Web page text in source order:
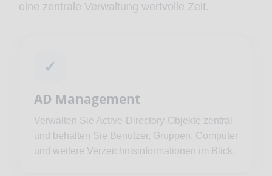
eine zentrale Verwaltung wertvolle Zeit.
✓
AD Management
Verwalten Sie Active-Directory-Objekte zentral
und behalten Sie Benutzer, Gruppen, Computer
und weitere Verzeichnisinformationen im Blick.